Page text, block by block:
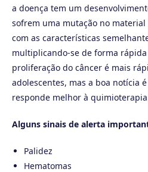
a doença tem um
sofrem uma mutação no
com as características
multiplicando-se de forma
proliferação do câncer é mais
adolescentes, mas a boa notícia
responde melhor à
Alguns sinais de alerta
Palidez
Hematomas